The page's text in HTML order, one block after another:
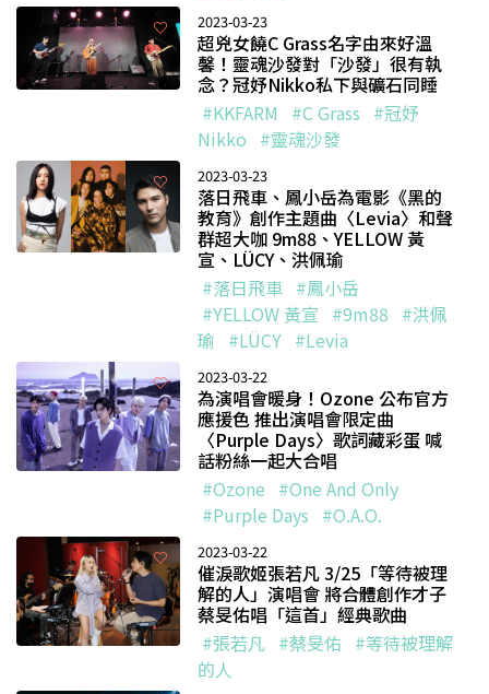
2023-03-23
超兇女饒C Grass名字由來好溫
馨！靈魂沙發對「沙發」很有執
念？冠妤Nikko私下與礦石同睡
#KKFARM
#C Grass #冠妤
Nikko #靈魂沙發
2023-03-23
落日飛車、鳳小岳為電影《黑的
教育》創作主題曲〈Levia〉和聲
群超大咖 9m88、YELLOW 黃
宣、LÜCY、洪佩瑜
#落日飛車 #鳳小岳
#YELLOW 黃宣 #9m88 #洪佩
瑜 #LÜCY #Levia
2023-03-22
為演唱會暖身！Ozone 公布官方
應援色 推出演唱會限定曲
〈Purple Days〉歌詞藏彩蛋 喊
話粉絲一起大合唱
#Ozone #One And Only
#Purple Days #O.A.O.
2023-03-22
催淚歌姬張若凡 3/25「等待被理
解的人」演唱會 將合體創作才子
蔡旻佑唱「這首」經典歌曲
#張若凡 #蔡旻佑 #等待被理解
的人